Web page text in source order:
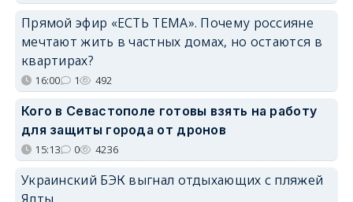
Прямой эфир «ЕСТЬ ТЕМА». Почему россияне
мечтают жить в частных домах, но остаются в
квартирах?
16:00 1 492
Кого в Севастополе готовы взять на работу
для защиты города от дронов
15:13 0 4236
Украинский БЭК выгнал отдыхающих с пляжей